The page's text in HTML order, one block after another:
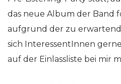
das neue Album der Band
aufgrund der zu
sich InteressentInnen
auf der Einlassliste bei mir